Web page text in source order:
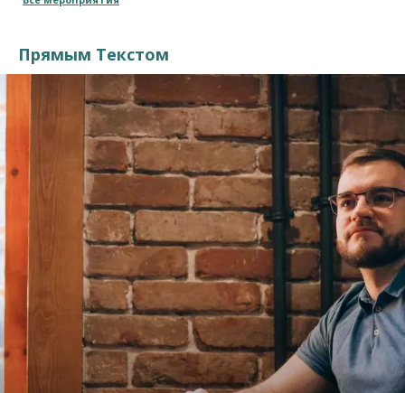
Прямым Текстом